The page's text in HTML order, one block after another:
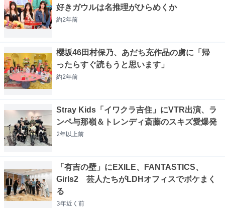
好きガウルは名推理がひらめくか
約2年前
櫻坂46田村保乃、あだち充作品の虜に「帰
ったらすぐ読もうと思います」
約2年前
Stray Kids「イワクラ吉住」にVTR出演、ラ
ンペ与那嶺＆トレンディ斎藤のスキズ愛爆発
2年以上前
「有吉の壁」にEXILE、FANTASTICS、
Girls2 芸人たちがLDHオフィスでボケまく
る
3年近く 前